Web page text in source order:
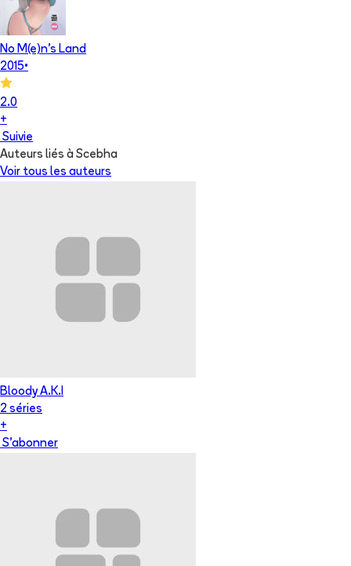
No M(e)n's Land
2015•
2.0
+
Suivie
Auteurs liés à Scebha
Voir tous les auteurs
Bloody A.K.I
2 séries
+
S'abonner